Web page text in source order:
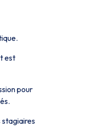
est
pour
stagiaires